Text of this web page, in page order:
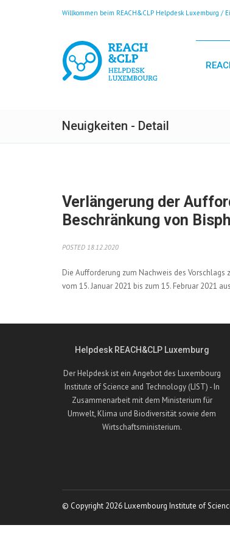
Willkommen beim REACH&CLP Helpdesk Luxemburg /
Neuigkeiten - Detail
Verlängerung der
Beschränkung von
POSTED 18.12.2020
Die Aufforderung zum Nachweis des
vom 15. Januar 2021 bis zum 15. Februar 2021
Helpdesk REACH&CLP Luxemburg
Der Helpdesk ist ein Angebot des Luxembourg
Institute of Science and Technology (LIST) - In
Zusammenarbeit mit dem Ministerium für
Umwelt, Klima und Biodiversität sowie dem
Wirtschaftsministerium.
© Copyright 2026 Luxembourg Institute of